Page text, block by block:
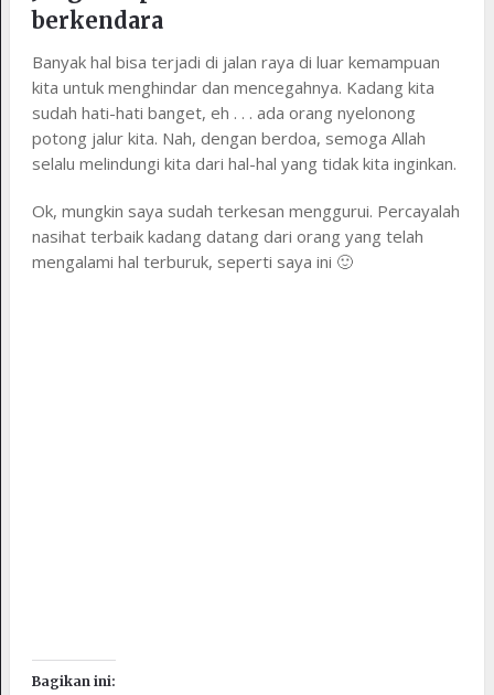
berkendara
Banyak hal bisa terjadi di jalan raya di luar kemampuan
kita untuk menghindar dan mencegahnya. Kadang kita
sudah hati-hati banget, eh . . . ada orang nyelonong
potong jalur kita. Nah, dengan berdoa, semoga Allah
selalu melindungi kita dari hal-hal yang tidak kita inginkan.
Ok, mungkin saya sudah terkesan menggurui. Percayalah
nasihat terbaik kadang datang dari orang yang telah
mengalami hal terburuk, seperti saya ini 🙂
Bagikan ini: